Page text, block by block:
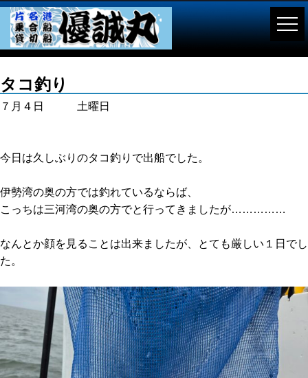
タコ釣り
７月４日 土曜日
今日は久しぶりのタコ釣りで出船でした。
伊勢湾の奥の方では釣れているならば、
こっちは三河湾の奥の方でと行ってきましたが……………
なんとか顔を見ることは出来ましたが、とても厳しい１日でし
た。